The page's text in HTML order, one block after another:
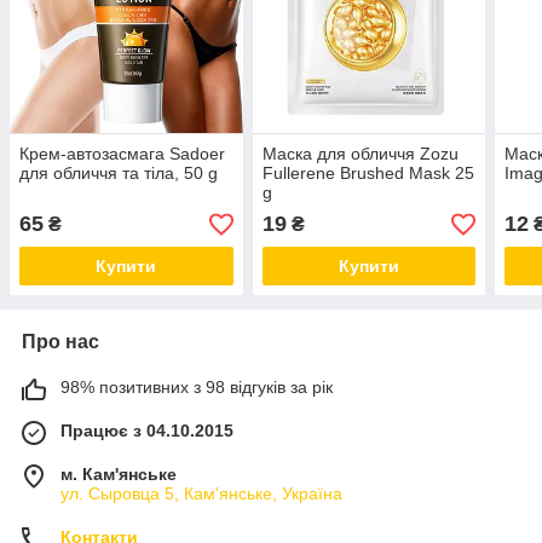
Крем-автозасмага Sadoer
для обличчя та тіла, 50 g
65 ₴
Купити
Маска для обличчя Zozu
Fullerene Brushed Mask 25
g
19₴
Купити
12
Про нас
98% позитивних з 98 відгуків за рік
Працює з 04.10.2015
м. Кам'янське
ул. Сыровца 5, Кам'янське, Україна
Контакти